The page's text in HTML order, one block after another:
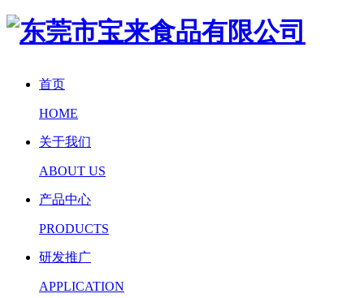
首页
HOME
关于我们
ABOUT US
产品中心
PRODUCTS
研发推广
APPLICATION